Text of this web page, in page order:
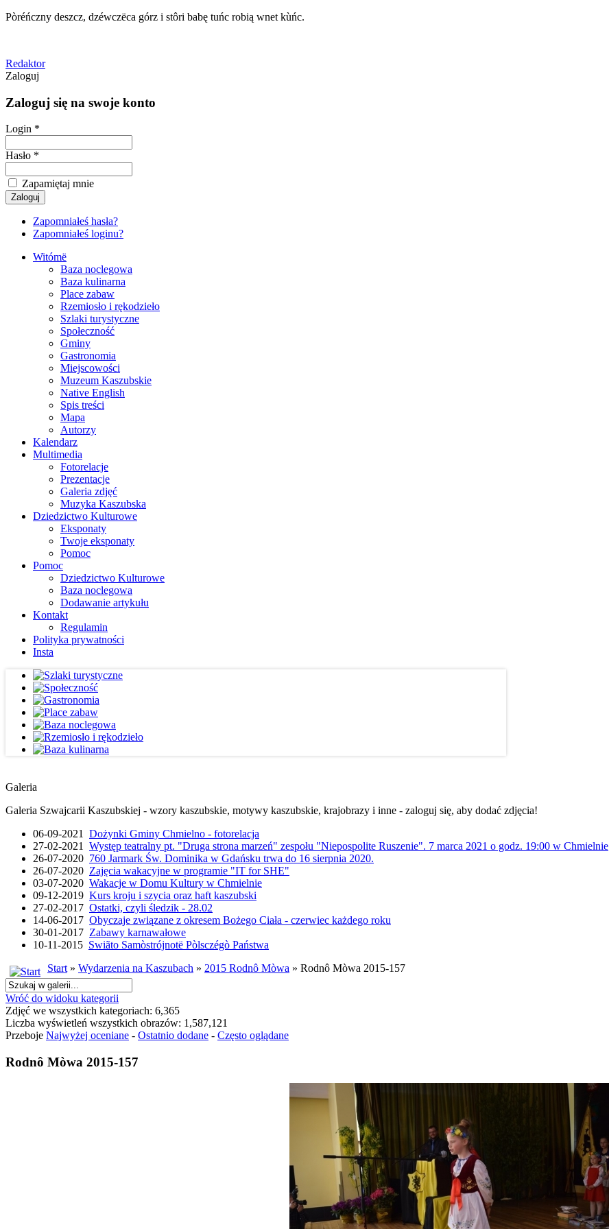
Pòréńczny deszcz, dzéwczëca górz i stôri babę tuńc robią wnet kùńc.
Redaktor
Zaloguj
Zaloguj się na swoje konto
Login *
Hasło *
Zapamiętaj mnie
Zapomniałeś hasła?
Zapomniałeś loginu?
Witómë
Baza noclegowa
Baza kulinarna
Place zabaw
Rzemiosło i rękodzieło
Szlaki turystyczne
Społeczność
Gminy
Gastronomia
Miejscowości
Muzeum Kaszubskie
Native English
Spis treści
Mapa
Autorzy
Kalendarz
Multimedia
Fotorelacje
Prezentacje
Galeria zdjęć
Muzyka Kaszubska
Dziedzictwo Kulturowe
Eksponaty
Twoje eksponaty
Pomoc
Pomoc
Dziedzictwo Kulturowe
Baza noclegowa
Dodawanie artykułu
Kontakt
Regulamin
Polityka prywatności
Insta
Galeria
Galeria Szwajcarii Kaszubskiej - wzory kaszubskie, motywy kaszubskie, krajobrazy i inne - zaloguj się, aby dodać zdjęcia!
06-09-2021 Dożynki Gminy Chmielno - fotorelacja
27-02-2021 Występ teatralny pt. "Druga strona marzeń" zespołu "Niepospolite Ruszenie". 7 marca 2021 o godz. 19:00 w Chmielnie
26-07-2020 760 Jarmark Św. Dominika w Gdańsku trwa do 16 sierpnia 2020.
26-07-2020 Zajęcia wakacyjne w programie "IT for SHE"
03-07-2020 Wakacje w Domu Kultury w Chmielnie
09-12-2019 Kurs kroju i szycia oraz haft kaszubski
27-02-2017 Ostatki, czyli śledzik - 28.02
14-06-2017 Obyczaje związane z okresem Bożego Ciała - czerwiec każdego roku
30-01-2017 Zabawy karnawałowe
10-11-2015 Swiãto Samòstrójnotë Pòlsczégò Państwa
Start» Wydarzenia na Kaszubach » 2015 Rodnô Mòwa » Rodnô Mòwa 2015-157
Wróć do widoku kategorii
Zdjęć we wszystkich kategoriach: 6,365
Liczba wyświetleń wszystkich obrazów: 1,587,121
Przeboje Najwyżej oceniane - Ostatnio dodane - Często oglądane
Rodnô Mòwa 2015-157